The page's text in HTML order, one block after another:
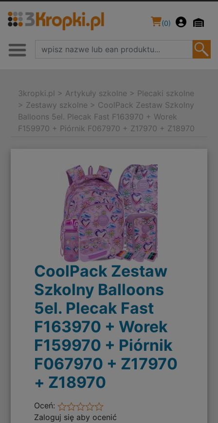
(0)
3kropki.pl > Artykuły szkolne > Plecaki szkolne
> Zestawy szkolne > CoolPack Zestaw Szkolny
Balloons 5el. Plecak Fast F163970 + Worek
F159970 + Piórnik F067970 + Z17970 + Z18970
CoolPack Zestaw
Szkolny Balloons
5el. Plecak Fast
F163970 + Worek
F159970 + Piórnik
F067970 + Z17970
+ Z18970
Oceń:
Zaloguj się aby ocenić